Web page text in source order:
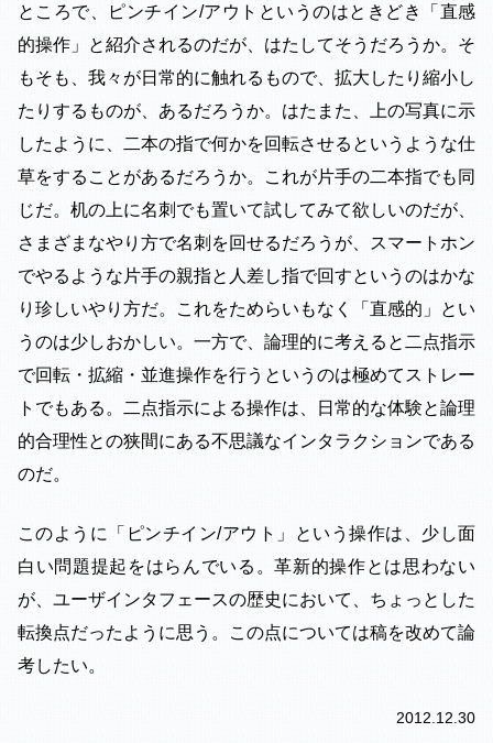
ところで、ピンチイン/アウトというのはときどき「直感
的操作」と紹介されるのだが、はたしてそうだろうか。そ
もそも、我々が日常的に触れるもので、拡大したり縮小し
たりするものが、あるだろうか。はたまた、上の写真に示
したように、二本の指で何かを回転させるというような仕
草をすることがあるだろうか。これが片手の二本指でも同
じだ。机の上に名刺でも置いて試してみて欲しいのだが、
さまざまなやり方で名刺を回せるだろうが、スマートホン
でやるような片手の親指と人差し指で回すというのはかな
り珍しいやり方だ。これをためらいもなく「直感的」とい
うのは少しおかしい。一方で、論理的に考えると二点指示
で回転・拡縮・並進操作を行うというのは極めてストレー
トでもある。二点指示による操作は、日常的な体験と論理
的合理性との狭間にある不思議なインタラクションである
のだ。
このように「ピンチイン/アウト」という操作は、少し面
白い問題提起をはらんでいる。革新的操作とは思わない
が、ユーザインタフェースの歴史において、ちょっとした
転換点だったように思う。この点については稿を改めて論
考したい。
2012.12.30